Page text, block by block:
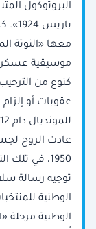
البروتوكول
معها «النوتة
موسيقية
كنوع من
عقوبات أو
عادت الروح
توجيه رسالة
الوطنية
الوطنية مرحلة